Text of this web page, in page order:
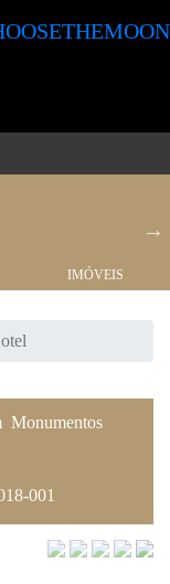
IMÓVEIS
Monumentos
001